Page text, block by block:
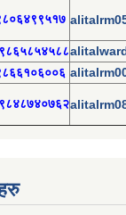
९८६५८५४५८८
९८४८७४०७६२